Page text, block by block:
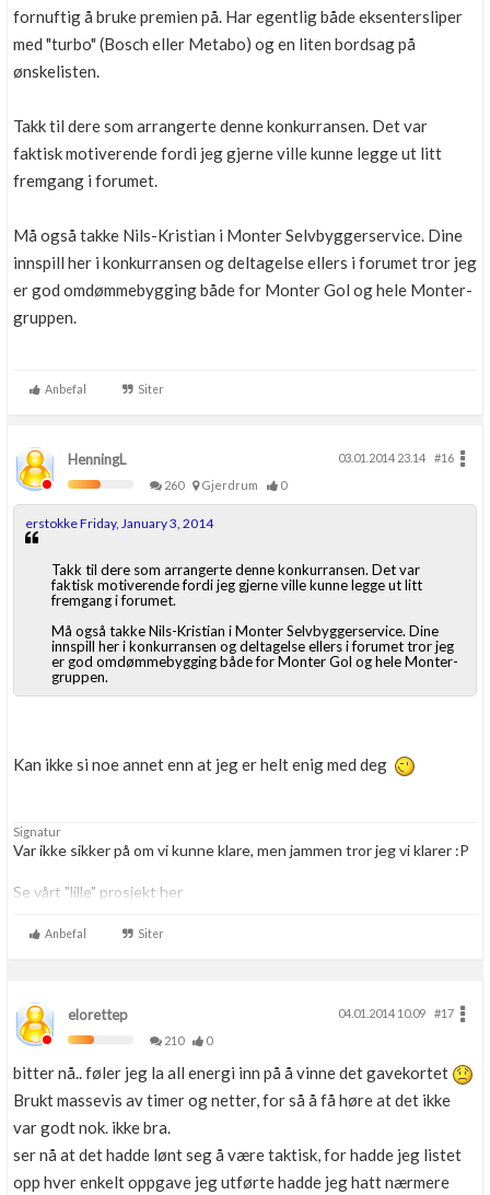
fornuftig å bruke premien på. Har egentlig både eksentersliper
med "turbo" (Bosch eller Metabo) og en liten bordsag på
ønskelisten.
Takk til dere som arrangerte denne konkurransen. Det var
faktisk motiverende fordi jeg gjerne ville kunne legge ut litt
fremgang i forumet.
Må også takke Nils-Kristian i Monter Selvbyggerservice. Dine
innspill her i konkurransen og deltagelse ellers i forumet tror jeg
er god omdømmebygging både for Monter Gol og hele Monter-
gruppen.
Anbefal Siter
HenningL 03.01.2014 23.14
#16
260
Gjerdrum 0
erstokke Friday, January 3, 2014
Takk til dere som arrangerte denne konkurransen. Det var
faktisk motiverende fordi jeg gjerne ville kunne legge ut litt
fremgang i forumet.
Må også takke Nils-Kristian i Monter Selvbyggerservice. Dine
innspill her i konkurransen og deltagelse ellers i forumet tror jeg
er god omdømmebygging både for Monter Gol og hele Monter-
gruppen.
Kan ikke si noe annet enn at jeg er helt enig med deg
Signatur
Var ikke sikker på om vi kunne klare, men jammen tror jeg vi klarer :P
Se vårt "lille" prosjekt her
hennings-husprosjekt/
Anbefal Siter
elorettep 04.01.2014 10.09
#17
210
0
bitter nå.. føler jeg la all energi inn på å vinne det gavekortet
Brukt massevis av timer og netter, for så å få høre at det ikke
var godt nok. ikke bra.
ser nå at det hadde lønt seg å være taktisk, for hadde jeg listet
opp hver enkelt oppgave jeg utførte hadde jeg hatt nærmere